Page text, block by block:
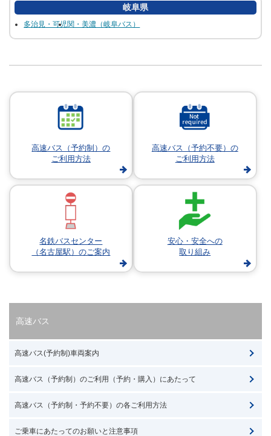
岐阜県
多治見・可児関・美濃（岐阜バス）
高速バス（予約制）の
ご利用方法
高速バス（予約不要）の
ご利用方法
名鉄バスセンター
（名古屋駅）のご案内
安心・安全への
取り組み
高速バス
高速バス(予約制)車両案内
高速バス（予約制）のご利用（予約・購入）にあたって
高速バス（予約制・予約不要）の各ご利用方法
ご乗車にあたってのお願いと注意事項